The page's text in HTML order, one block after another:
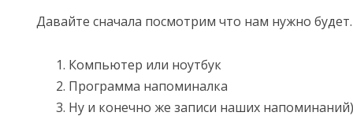
Давайте сначала посмотрим что нам нужно будет.
Компьютер или ноутбук
Программа напоминалка
Ну и конечно же записи наших напоминаний)